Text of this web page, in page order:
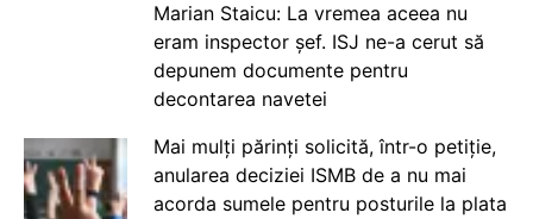
Marian Staicu: La vremea aceea nu
eram inspector șef. ISJ ne-a cerut să
depunem documente pentru
decontarea navetei
Mai mulți părinți solicită, într-o petiție,
anularea deciziei ISMB de a nu mai
acorda sumele pentru posturile la plata